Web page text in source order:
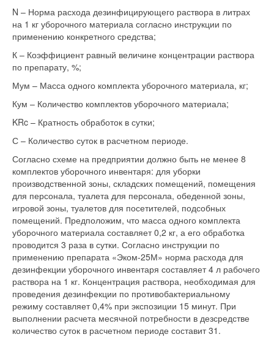
N – Норма расхода дезинфицирующего раствора в литрах
на 1 кг уборочного материала согласно инструкции по
применению конкретного средства;
К – Коэффициент равный величине концентрации раствора
по препарату, %;
Мум – Масса одного комплекта уборочного материала, кг;
Кум – Количество комплектов уборочного материала;
KRc – Кратность обработок в сутки;
С – Количество суток в расчетном периоде.
Согласно схеме на предприятии должно быть не менее 8
комплектов уборочного инвентаря: для уборки
производственной зоны, складских помещений, помещения
для персонала, туалета для персонала, обеденной зоны,
игровой зоны, туалетов для посетителей, подсобных
помещений. Предположим, что масса одного комплекта
уборочного материала составляет 0,2 кг, а его обработка
проводится 3 раза в сутки. Согласно инструкции по
применению препарата «Эком-25М» норма расхода для
дезинфекции уборочного инвентаря составляет 4 л рабочего
раствора на 1 кг. Концентрация раствора, необходимая для
проведения дезинфекции по противобактериальному
режиму составляет 0,4% при экспозиции 15 минут. При
выполнении расчета месячной потребности в дезсредстве
количество суток в расчетном периоде составит 31.